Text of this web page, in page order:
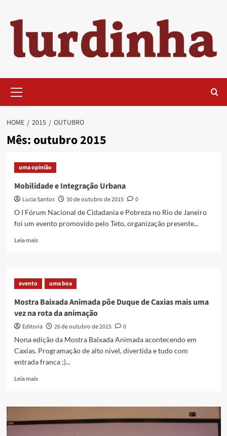
content
Menu
HOME 2015 OUTUBRO
Mês: outubro 2015
uma opinião
Mobilidade e Integração Urbana
Lucia Santos 30 de outubro de 2015
0
O I Fórum Nacional de Cidadania e Pobreza no Rio de Janeiro
foi um evento promovido pelo Teto, organização presente...
Leia maisRead
e
Integração
evento uma boa
Mostra Baixada Animada põe Duque de Caxias mais uma
vez na rota da animação
Editoria 26 de outubro de 2015
0
Nona edição da Mostra Baixada Animada acontecendo em
Caxias. Programação de alto nível, divertida e tudo com
entrada franca ;)...
Leia maisRead
Mostra
Animada